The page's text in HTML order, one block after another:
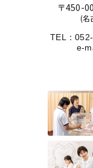
〒450-
(名
TEL：
e-